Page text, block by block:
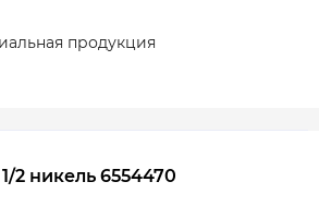
продукция
2 никель 6554470